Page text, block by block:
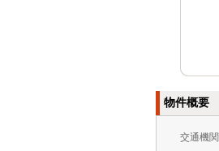
物件概要
交通機関